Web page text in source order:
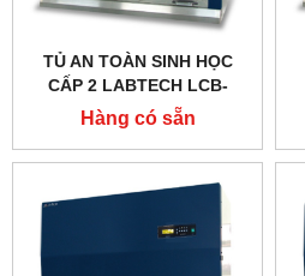
TỦ AN TOÀN SINH HỌC
CẤP 2 LABTECH LCB-
0153B-A2, TYPE A2
Hàng có sẵn